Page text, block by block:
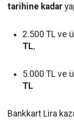
tarihine kadar
2.500 TL ve
TL,
5.000 TL ve
TL
Bankkart Lira